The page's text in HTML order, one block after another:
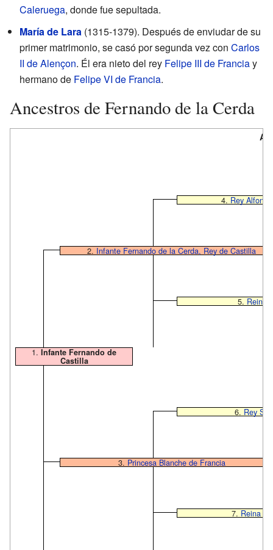
Caleruega, donde fue sepultada.
María de Lara (1315-1379). Después de enviudar de su
primer matrimonio, se casó por segunda vez con Carlos
II de Alençon. Él era nieto del rey Felipe III de Franciay
hermano de Felipe VI de Francia.
Ancestros de Fernando de la Cerda
4. Rey
2. Infante Fernando de la Cerda, Rey de Castilla
5. Reina
1. Infante Fernando de
Castilla
6. Rey
3. Princesa Blanche de Francia
7. Reina